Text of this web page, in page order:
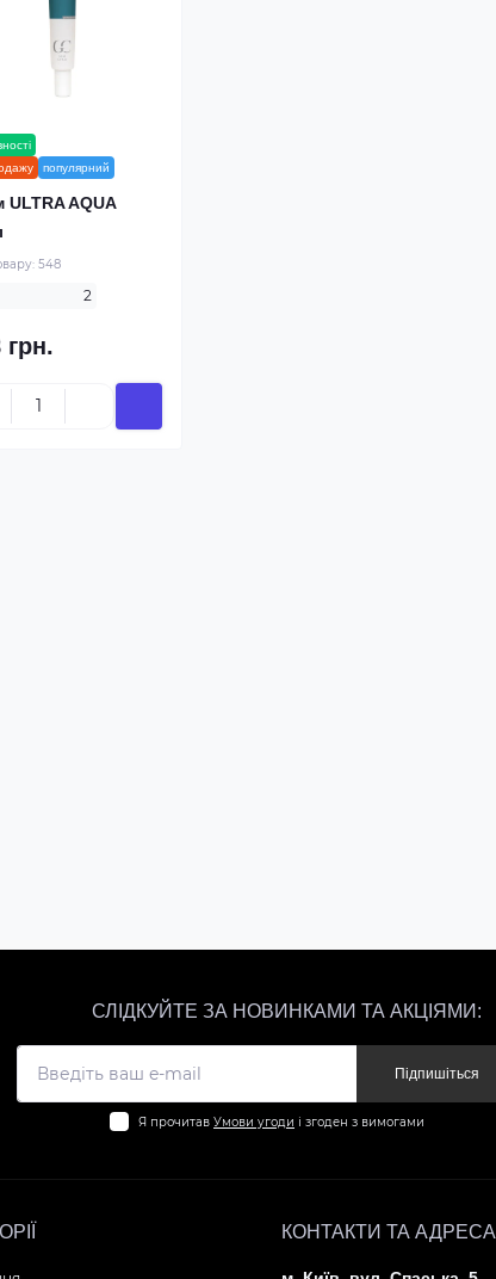
популярний
ULTRA AQUA
548
2
грн.
СЛІДКУЙТЕ ЗА НОВИНКАМИ ТА АКЦІЯМИ:
Підпишіться
Я прочитав Умови угоди і згоден з вимогами
КОНТАКТИ ТА АДРЕСА